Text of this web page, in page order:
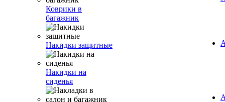
Коврики в
багажник
Накидки защитные
Накидки на
сиденья